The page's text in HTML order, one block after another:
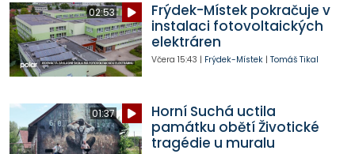
02:53
Frýdek-Místek pokračuje v
instalaci fotovoltaických
elektráren
Včera 15:43 | Frýdek-Místek| Tomáš Tikal
01:37
Horní Suchá uctila
památku obětí Životické
tragédie u muralu